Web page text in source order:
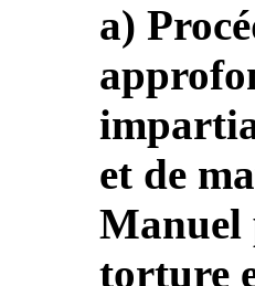
a)
et de
Manuel
torture